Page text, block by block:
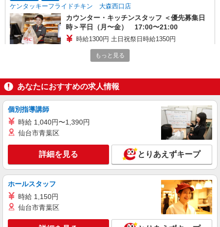
ケンタッキーフライドチキン 大森西口店
カウンター・キッチンスタッフ ＜優先募集日
時＞平日（月〜金） 17:00〜21:00
時給1300円 土日祝祭日時給1350円
東京都大田区山王2-2-12
アルバイト パート
ケンタッキーフライドチキン 田園調布店
カウンター・キッチンスタッフ ＜優先募集日
時＞平日（月〜金） 9:00〜14:00
東京都大田区田園調布3－25－17
詳細を見る
アルバイト パート
ケンタッキーフライドチキン 池上店
カウンター・キッチンスタッフ ＜優先募集日
時＞土日祝 18:00〜23:00
もっと見る
あなたにおすすめの求人情報
個別指導講師
時給 1,040円〜1,390円
仙台市青葉区
詳細を見る とりあえずキープ
ホールスタッフ
時給 1,150円
仙台市青葉区